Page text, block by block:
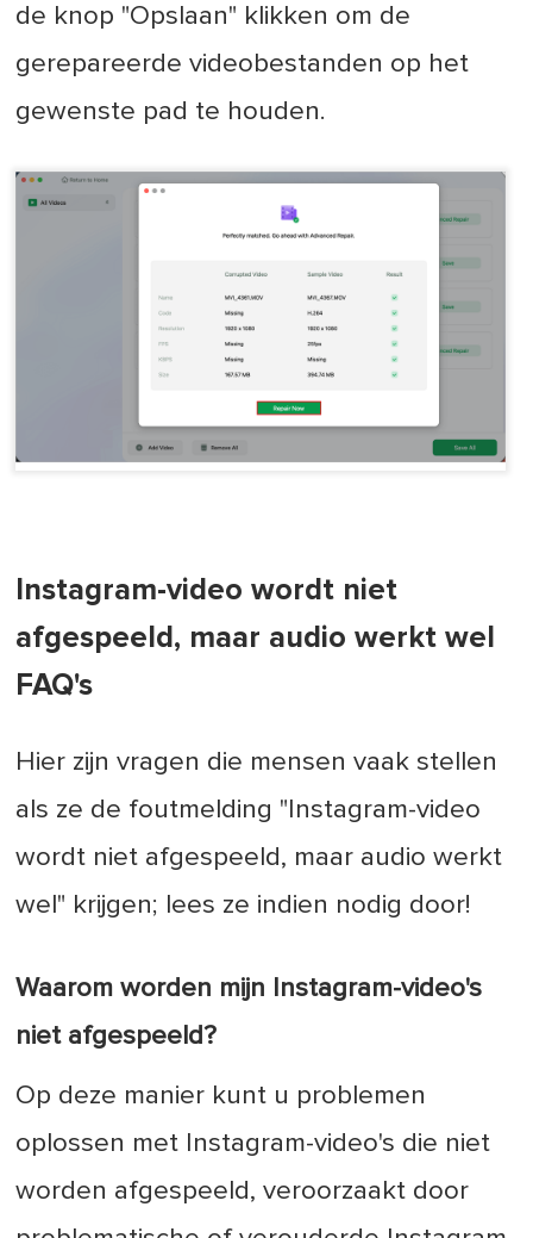
de knop "Opslaan" klikken om de
gerepareerde videobestanden op het
gewenste pad te houden.
Instagram-video wordt niet
afgespeeld, maar audio werkt wel
FAQ's
Hier zijn vragen die mensen vaak stellen
als ze de foutmelding "Instagram-video
wordt niet afgespeeld, maar audio werkt
wel" krijgen; lees ze indien nodig door!
Waarom worden mijn Instagram-video's
niet afgespeeld?
Op deze manier kunt u problemen
oplossen met Instagram-video's die niet
worden afgespeeld, veroorzaakt door